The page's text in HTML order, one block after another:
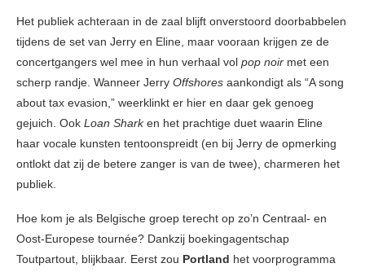
Het publiek achteraan in de zaal blijft onverstoord doorbabbelen
tijdens de set van Jerry en Eline, maar vooraan krijgen ze de
concertgangers wel mee in hun verhaal vol pop noir met een
scherp randje. Wanneer Jerry Offshores aankondigt als “A song
about tax evasion,” weerklinkt er hier en daar gek genoeg
gejuich. Ook Loan Sharken het prachtige duet waarin Eline
haar vocale kunsten tentoonspreidt (en bij Jerry de opmerking
ontlokt dat zij de betere zanger is van de twee), charmeren het
publiek.
Hoe kom je als Belgische groep terecht op zo’n Centraal- en
Oost-Europese tournée? Dankzij boekingagentschap
Toutpartout, blijkbaar. Eerst zou Portland het voorprogramma